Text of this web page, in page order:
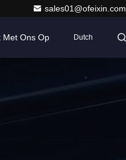
sales01@ofeixin.com
Met Ons Op Dutch